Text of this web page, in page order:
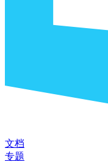
文档
专题